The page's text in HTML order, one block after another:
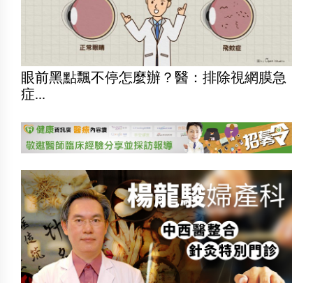
眼前黑點飄不停怎麼辦？醫：排除視網膜急
症...